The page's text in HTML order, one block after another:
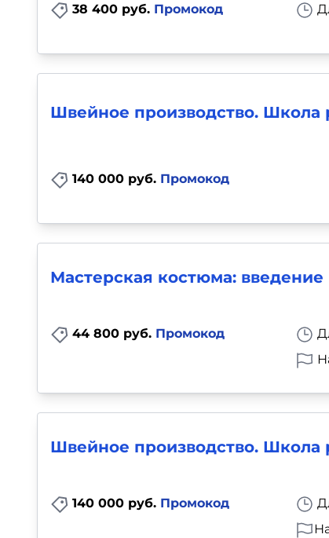
38 400 руб. Промокод
Швейное производство. Школа
140 000 руб. Промокод
Мастерская костюма:
44 800 руб. Промокод
Швейное производство. Школа
140 000 руб. Промокод